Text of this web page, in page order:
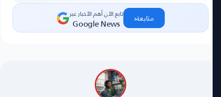
تابع الآن أهم الأخبار عبر
Google News متابعة‹